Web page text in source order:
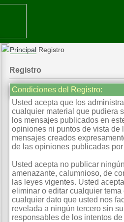
Principal Registro
Registro
Condiciones del Registro:
Usted acepta que los
cualquier material que pudiera
los mensajes publicados en
opiniones ni puntos de vista de
mensajes creados
de las opiniones publicadas
Usted acepta no publicar
amenazante, calumnioso, de
las leyes vigentes. Usted
eliminar o editar cualquier
cualquier dato que usted nos
revelada a ningún tercero sin
responsables de los intentos